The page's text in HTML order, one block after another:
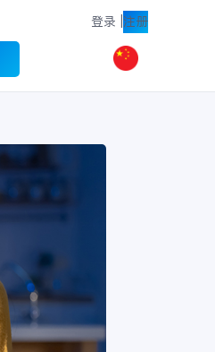
登录 注册